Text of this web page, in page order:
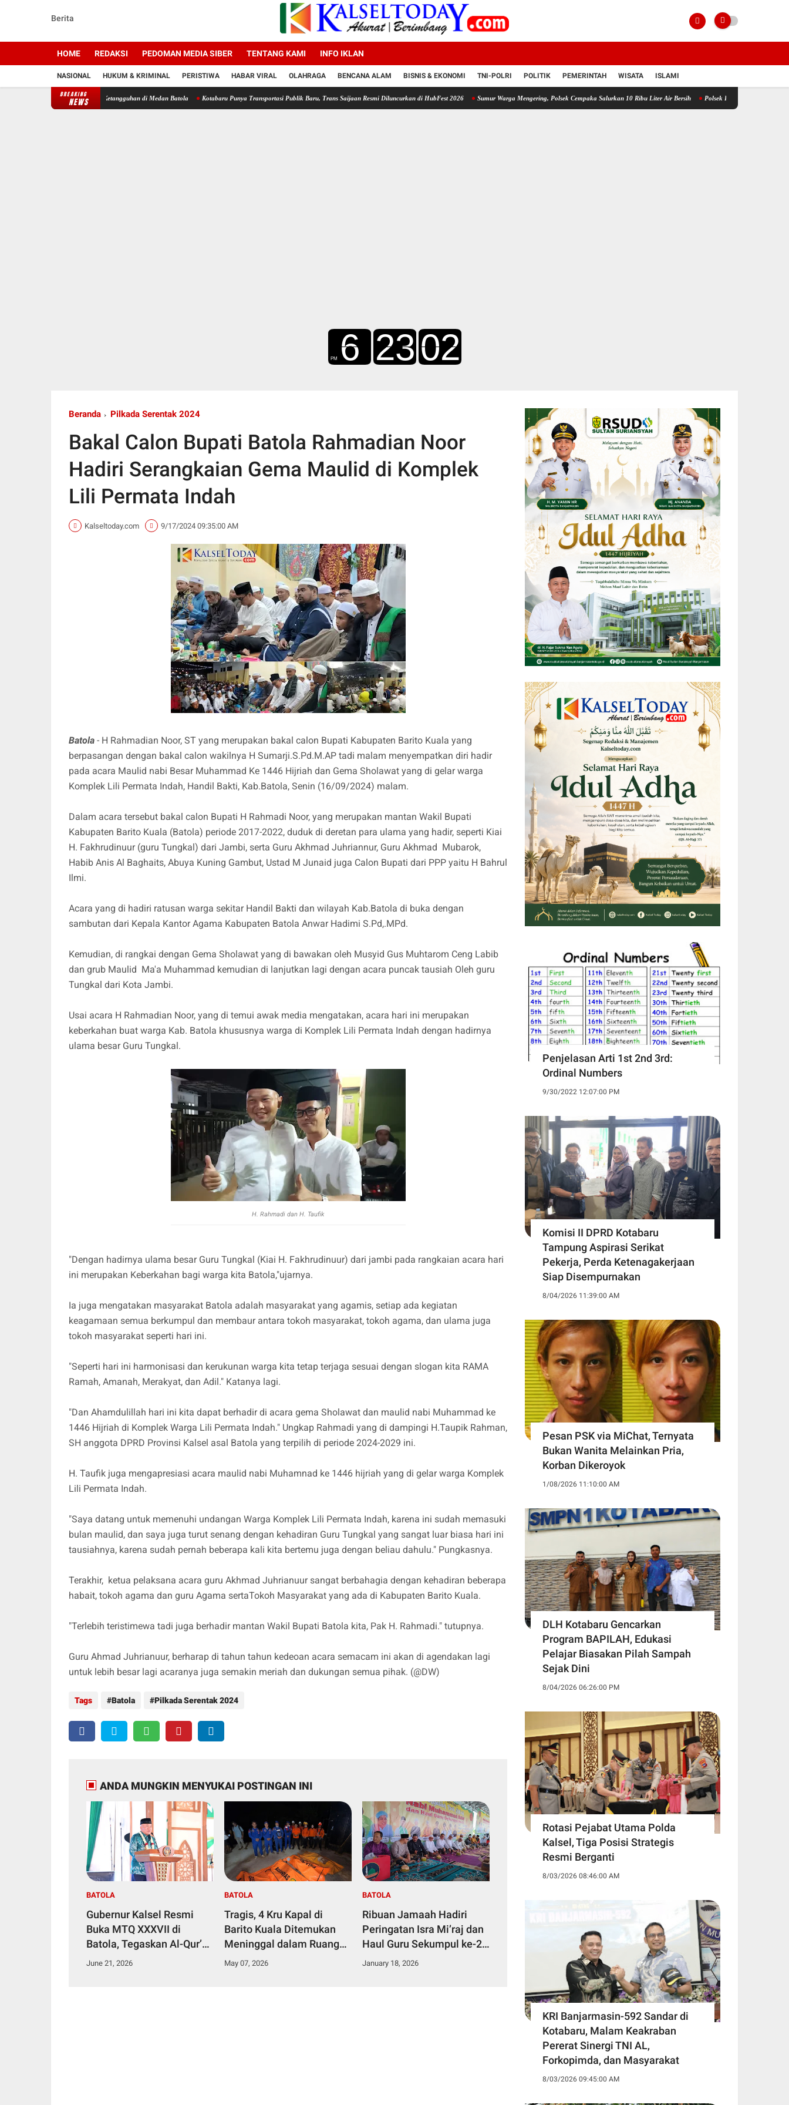
Berita
HOME REDAKSI PEDOMAN MEDIA SIBER TENTANG KAMI INFO IKLAN
NASIONAL HUKUM & KRIMINAL PERISTIWA HABAR VIRAL OLAHRAGA BENCANA ALAM BISNIS & EKONOMI TNI-POLRI POLITIK PEMERINTAH WISATA ISLAMI
BREAKING
NEWS
Ratusan Rider Adu Ketangguhan di Medan Batola Kotabaru Punya Transportasi Publik Baru, Trans Saijaan Resmi Diluncurkan di HubFest 2026 Sumur Warga Mengering, Polsek Cempaka Salurkan 10 Ribu Liter Air Bersih Polsek Banjang Pantau Jagung 4 Hektare di
Beranda Pilkada Serentak 2024
Bakal Calon Bupati Batola Rahmadian Noor
Hadiri Serangkaian Gema Maulid di Komplek
Lili Permata Indah
Kalseltoday.com 9/17/2024 09:35:00 AM
Batola - H Rahmadian Noor, ST yang merupakan bakal calon Bupati Kabupaten Barito Kuala yang
berpasangan dengan bakal calon wakilnya H Sumarji.S.Pd.M.AP tadi malam menyempatkan diri hadir
pada acara Maulid nabi Besar Muhammad Ke 1446 Hijriah dan Gema Sholawat yang di gelar warga
Komplek Lili Permata Indah, Handil Bakti, Kab.Batola, Senin (16/09/2024) malam.
Dalam acara tersebut bakal calon Bupati H Rahmadi Noor, yang merupakan mantan Wakil Bupati
Kabupaten Barito Kuala (Batola) periode 2017-2022, duduk di deretan para ulama yang hadir, seperti Kiai
H. Fakhrudinuur (guru Tungkal) dari Jambi, serta Guru Akhmad Juhriannur, Guru Akhmad Mubarok,
Habib Anis Al Baghaits, Abuya Kuning Gambut, Ustad M Junaid juga Calon Bupati dari PPP yaitu H Bahrul
Ilmi.
Acara yang di hadiri ratusan warga sekitar Handil Bakti dan wilayah Kab.Batola di buka dengan
sambutan dari Kepala Kantor Agama Kabupaten Batola Anwar Hadimi S.Pd,.MPd.
Kemudian, di rangkai dengan Gema Sholawat yang di bawakan oleh Musyid Gus Muhtarom Ceng Labib
dan grub Maulid Ma'a Muhammad kemudian di lanjutkan lagi dengan acara puncak tausiah Oleh guru
Tungkal dari Kota Jambi.
Usai acara H Rahmadian Noor, yang di temui awak media mengatakan, acara hari ini merupakan
keberkahan buat warga Kab. Batola khususnya warga di Komplek Lili Permata Indah dengan hadirnya
ulama besar Guru Tungkal.
H. Rahmadi dan H. Taufik
"Dengan hadirnya ulama besar Guru Tungkal (Kiai H. Fakhrudinuur) dari jambi pada rangkaian acara hari
ini merupakan Keberkahan bagi warga kita Batola,"ujarnya.
Ia juga mengatakan masyarakat Batola adalah masyarakat yang agamis, setiap ada kegiatan
keagamaan semua berkumpul dan membaur antara tokoh masyarakat, tokoh agama, dan ulama juga
tokoh masyarakat seperti hari ini.
"Seperti hari ini harmonisasi dan kerukunan warga kita tetap terjaga sesuai dengan slogan kita RAMA
Ramah, Amanah, Merakyat, dan Adil." Katanya lagi.
"Dan Ahamdulillah hari ini kita dapat berhadir di acara gema Sholawat dan maulid nabi Muhammad ke
1446 Hijriah di Komplek Warga Lili Permata Indah." Ungkap Rahmadi yang di dampingi H.Taupik Rahman,
SH anggota DPRD Provinsi Kalsel asal Batola yang terpilih di periode 2024-2029 ini.
H. Taufik juga mengapresiasi acara maulid nabi Muhamnad ke 1446 hijriah yang di gelar warga Komplek
Lili Permata Indah.
"Saya datang untuk memenuhi undangan Warga Komplek Lili Permata Indah, karena ini sudah memasuki
bulan maulid, dan saya juga turut senang dengan kehadiran Guru Tungkal yang sangat luar biasa hari ini
tausiahnya, karena sudah pernah beberapa kali kita bertemu juga dengan beliau dahulu." Pungkasnya.
Terakhir, ketua pelaksana acara guru Akhmad Juhrianuur sangat berbahagia dengan kehadiran beberapa
habait, tokoh agama dan guru Agama sertaTokoh Masyarakat yang ada di Kabupaten Barito Kuala.
"Terlebih teristimewa tadi juga berhadir mantan Wakil Bupati Batola kita, Pak H. Rahmadi." tutupnya.
Guru Ahmad Juhrianuur, berharap di tahun tahun kedeoan acara semacam ini akan di agendakan lagi
untuk lebih besar lagi acaranya juga semakin meriah dan dukungan semua pihak. (@DW)
Tags Batola Pilkada Serentak 2024
ANDA MUNGKIN MENYUKAI POSTINGAN INI
BATOLA
Gubernur Kalsel Resmi
Buka MTQ XXXVII di
Batola, Tegaskan Al-Qur’an
Harus Jadi Pedoman
June 21, 2026
BATOLA
Tragis, 4 Kru Kapal di
Barito Kuala Ditemukan
Meninggal dalam Ruang
Sempit Kapal
May 07, 2026
BATOLA
Ribuan Jamaah Hadiri
Peringatan Isra Mi’raj dan
Haul Guru Sekumpul ke-21
di Majelis Thoha 77
January 18, 2026
Penjelasan Arti 1st 2nd 3rd:
Ordinal Numbers
9/30/2022 12:07:00 PM
Komisi II DPRD Kotabaru
Tampung Aspirasi Serikat
Pekerja, Perda Ketenagakerjaan
Siap Disempurnakan
8/04/2026 11:39:00 AM
Pesan PSK via MiChat, Ternyata
Bukan Wanita Melainkan Pria,
Korban Dikeroyok
1/08/2026 11:10:00 AM
DLH Kotabaru Gencarkan
Program BAPILAH, Edukasi
Pelajar Biasakan Pilah Sampah
Sejak Dini
8/04/2026 06:26:00 PM
Rotasi Pejabat Utama Polda
Kalsel, Tiga Posisi Strategis
Resmi Berganti
8/03/2026 08:46:00 AM
KRI Banjarmasin-592 Sandar di
Kotabaru, Malam Keakraban
Pererat Sinergi TNI AL,
Forkopimda, dan Masyarakat
8/03/2026 09:45:00 AM